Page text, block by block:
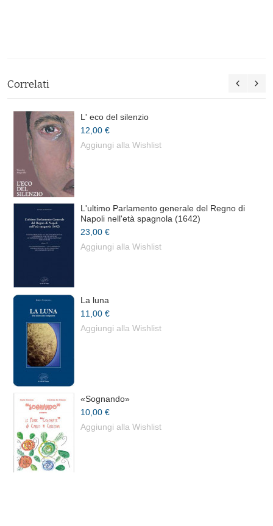
Correlati
L' eco del silenzio
12,00 €
Aggiungi alla Wishlist
L'ultimo Parlamento generale del Regno di
Napoli nell'età spagnola (1642)
23,00 €
Aggiungi alla Wishlist
La luna
11,00 €
Aggiungi alla Wishlist
«Sognando»
10,00 €
Aggiungi alla Wishlist